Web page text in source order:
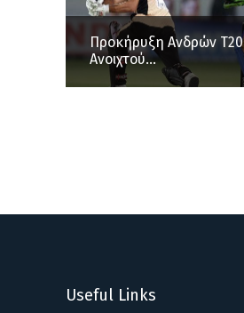
Προκήρυξη Ανδρών Τ20
Ανοιχτού...
Useful Links